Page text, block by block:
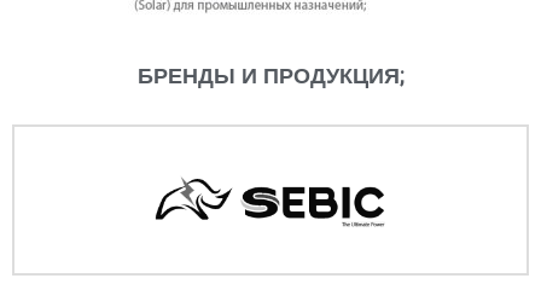
БРЕНДЫ И ПРОДУКЦИЯ;